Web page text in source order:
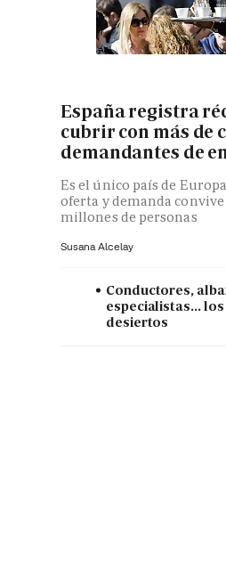
España registra
cubrir con más de
demandantes de
Es el único país de
oferta y demanda convive
millones de personas
Susana Alcelay
Conductores,
especialistas...
desiertos